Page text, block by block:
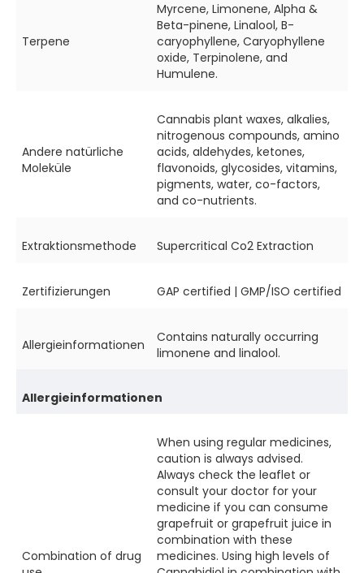
Terpene
Myrcene, Limonene, Alpha &
Beta-pinene, Linalool, B-
caryophyllene, Caryophyllene
oxide, Terpinolene, and
Humulene.
Andere natürliche
Moleküle
Cannabis plant waxes, alkalies,
nitrogenous compounds, amino
acids, aldehydes, ketones,
flavonoids, glycosides, vitamins,
pigments, water, co-factors,
and co-nutrients.
Extraktionsmethode Supercritical Co2 Extraction
Zertifizierungen GAP certified | GMP/ISO certified
Allergieinformationen
Contains naturally occurring
limonene and linalool.
Allergieinformationen
Combination of drug
When using regular medicines,
caution is always advised.
Always check the leaflet or
consult your doctor for your
medicine if you can consume
grapefruit or grapefruit juice in
combination with these
medicines. Using high levels of